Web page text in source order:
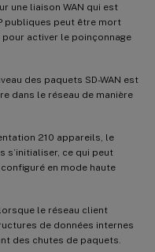
une liaison WAN qui est
publiques peut être mort
activer le poinçonnage
des paquets SD-WAN est
dans le réseau de manière
210 appareils, le
s’initialiser, ce qui peut
en mode haute
le réseau client
de données internes
des chutes de paquets.